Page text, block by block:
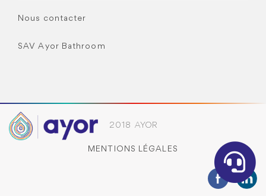
Nous contacter
SAV Ayor Bathroom
2018 AYOR
MENTIONS LÉGALES